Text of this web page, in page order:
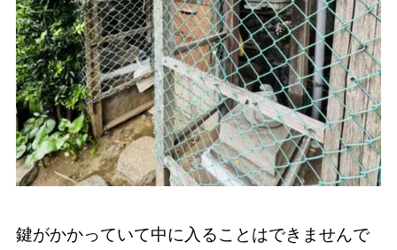
鍵がかかっていて中に入ることはできませんで